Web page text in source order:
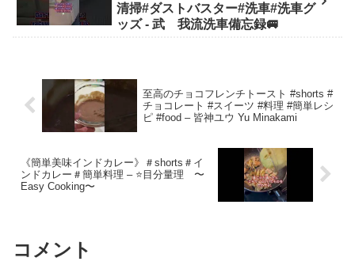
清掃#ダストバスター#洗車#洗車グ
ッズ - 武 我流洗車備忘録🚐
至高のチョコフレンチトースト #shorts #
チョコレート #スイーツ #料理 #簡単レシ
ピ #food – 皆神ユウ Yu Minakami
《簡単美味インドカレー》＃shorts＃イ
ンドカレー＃簡単料理 – ⭐️目分量理 〜
Easy Cooking〜
コメント